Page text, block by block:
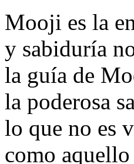
Mooji es la
y sabiduría
la guía de
la poderosa
lo que no es
como